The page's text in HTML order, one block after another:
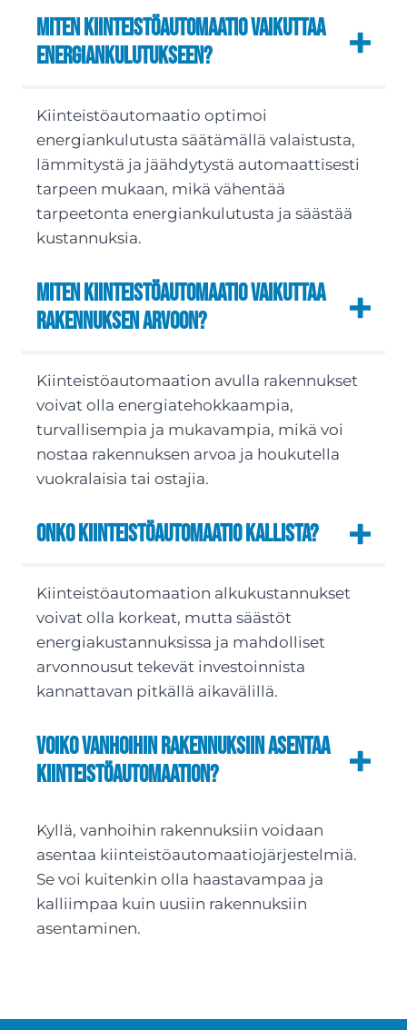
Miten kiinteistöautomaatio vaikuttaa
energiankulutukseen?
Kiinteistöautomaatio optimoi
energiankulutusta säätämällä valaistusta,
lämmitystä ja jäähdytystä automaattisesti
tarpeen mukaan, mikä vähentää
tarpeetonta energiankulutusta ja säästää
kustannuksia.
Miten kiinteistöautomaatio vaikuttaa
rakennuksen arvoon?
Kiinteistöautomaation avulla rakennukset
voivat olla energiatehokkaampia,
turvallisempia ja mukavampia, mikä voi
nostaa rakennuksen arvoa ja houkutella
vuokralaisia tai ostajia.
Onko kiinteistöautomaatio kallista?
Kiinteistöautomaation alkukustannukset
voivat olla korkeat, mutta säästöt
energiakustannuksissa ja mahdolliset
arvonnousut tekevät investoinnista
kannattavan pitkällä aikavälillä.
Voiko vanhoihin rakennuksiin asentaa
kiinteistöautomaation?
Kyllä, vanhoihin rakennuksiin voidaan
asentaa kiinteistöautomaatiojärjestelmiä.
Se voi kuitenkin olla haastavampaa ja
kalliimpaa kuin uusiin rakennuksiin
asentaminen.